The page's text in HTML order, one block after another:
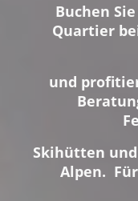
Buchen
Quartier
und
Skihütten
Alpen.